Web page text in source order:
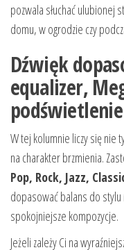
pozwala słuchać ulubionej
domu, w ogrodzie czy
Dźwięk
equalizer,
podświetlenie
W tej kolumnie liczy się nie
na charakter brzmienia.
Pop, Rock, Jazz,
dopasować balans do
spokojniejsze kompozycje.
Jeżeli zależy Ci na